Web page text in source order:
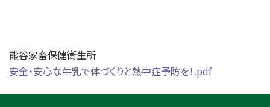
熊谷家畜保健衛生所
安全・安心な牛乳で体づくりと熱中症予防を！.pdf